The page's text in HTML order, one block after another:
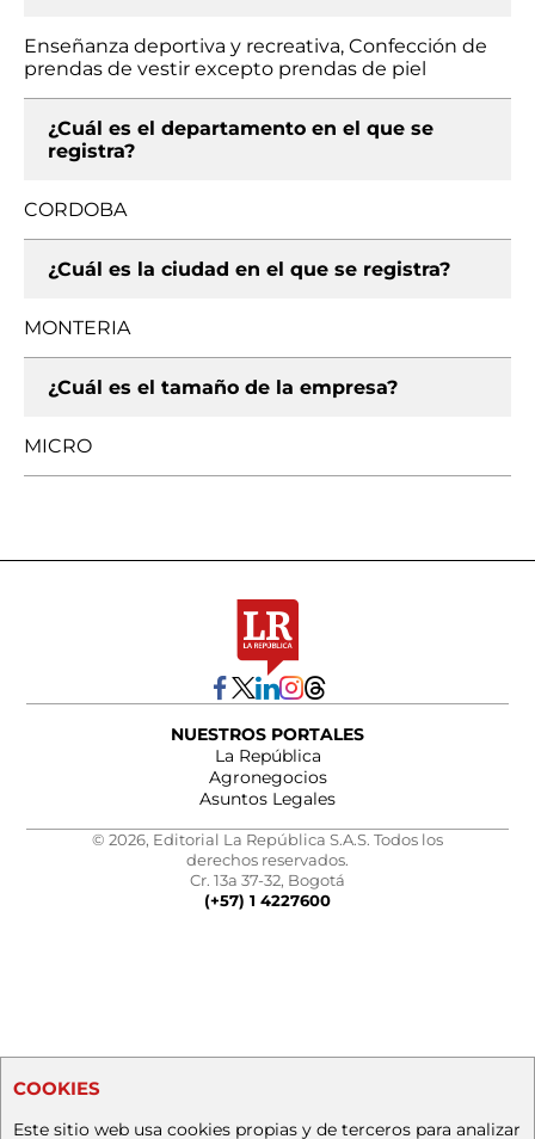
Enseñanza deportiva y recreativa, Confección de
prendas de vestir excepto prendas de piel
¿Cuál es el departamento en el que se
registra?
CORDOBA
¿Cuál es la ciudad en el que se registra?
MONTERIA
¿Cuál es el tamaño de la empresa?
MICRO
NUESTROS PORTALES
La República
Agronegocios
Asuntos Legales
© 2026, Editorial La República S.A.S. Todos los
derechos reservados.
Cr. 13a 37-32, Bogotá
(+57) 1 4227600
COOKIES
Este sitio web usa cookies propias y de terceros para analizar